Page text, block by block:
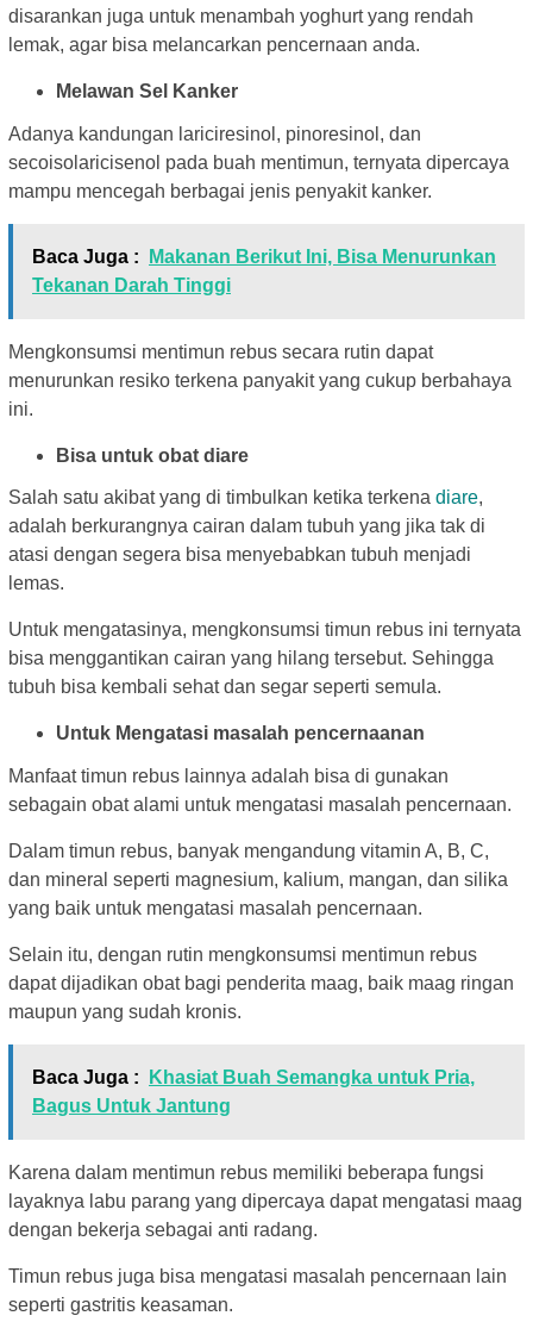
disarankan juga untuk menambah yoghurt yang rendah
lemak, agar bisa melancarkan pencernaan anda.
Melawan Sel Kanker
Adanya kandungan lariciresinol, pinoresinol, dan
secoisolaricisenol pada buah mentimun, ternyata dipercaya
mampu mencegah berbagai jenis penyakit kanker.
Baca Juga :
Makanan Berikut Ini, Bisa Menurunkan
Tekanan Darah Tinggi
Mengkonsumsi mentimun rebus secara rutin dapat
menurunkan resiko terkena panyakit yang cukup berbahaya
ini.
Bisa untuk obat diare
Salah satu akibat yang di timbulkan ketika terkena diare,
adalah berkurangnya cairan dalam tubuh yang jika tak di
atasi dengan segera bisa menyebabkan tubuh menjadi
lemas.
Untuk mengatasinya, mengkonsumsi timun rebus ini ternyata
bisa menggantikan cairan yang hilang tersebut. Sehingga
tubuh bisa kembali sehat dan segar seperti semula.
Untuk Mengatasi masalah pencernaanan
Manfaat timun rebus lainnya adalah bisa di gunakan
sebagain obat alami untuk mengatasi masalah pencernaan.
Dalam timun rebus, banyak mengandung vitamin A, B, C,
dan mineral seperti magnesium, kalium, mangan, dan silika
yang baik untuk mengatasi masalah pencernaan.
Selain itu, dengan rutin mengkonsumsi mentimun rebus
dapat dijadikan obat bagi penderita maag, baik maag ringan
maupun yang sudah kronis.
Baca Juga :
Khasiat Buah Semangka untuk Pria,
Bagus Untuk Jantung
Karena dalam mentimun rebus memiliki beberapa fungsi
layaknya labu parang yang dipercaya dapat mengatasi maag
dengan bekerja sebagai anti radang.
Timun rebus juga bisa mengatasi masalah pencernaan lain
seperti gastritis keasaman.